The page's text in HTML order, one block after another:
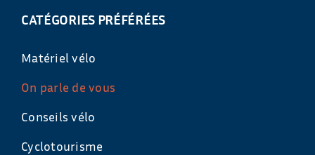
CATÉGORIES PRÉFÉRÉES
Matériel vélo
On parle de vous
Conseils vélo
Cyclotourisme